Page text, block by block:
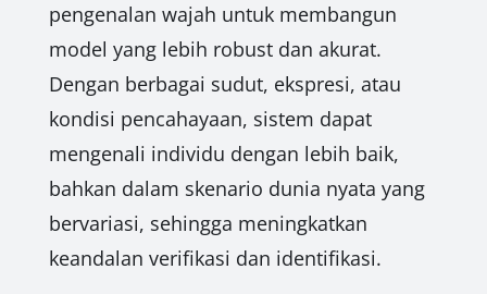
pengenalan wajah untuk membangun
model yang lebih robust dan akurat.
Dengan berbagai sudut, ekspresi, atau
kondisi pencahayaan, sistem dapat
mengenali individu dengan lebih baik,
bahkan dalam skenario dunia nyata yang
bervariasi, sehingga meningkatkan
keandalan verifikasi dan identifikasi.